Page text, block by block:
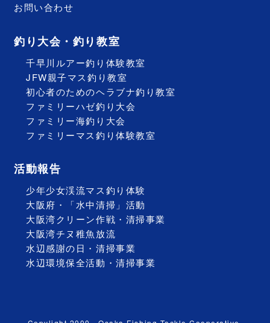
お問い合わせ
釣り大会・釣り教室
千早川ルアー釣り体験教室
JFW親子マス釣り教室
初心者のためのヘラブナ釣り教室
ファミリーハゼ釣り大会
ファミリー海釣り大会
ファミリーマス釣り体験教室
活動報告
少年少女渓流マス釣り体験
大阪府・「水中清掃」活動
大阪湾クリーン作戦・清掃事業
大阪湾チヌ稚魚放流
水辺感謝の日・清掃事業
水辺環境保全活動・清掃事業